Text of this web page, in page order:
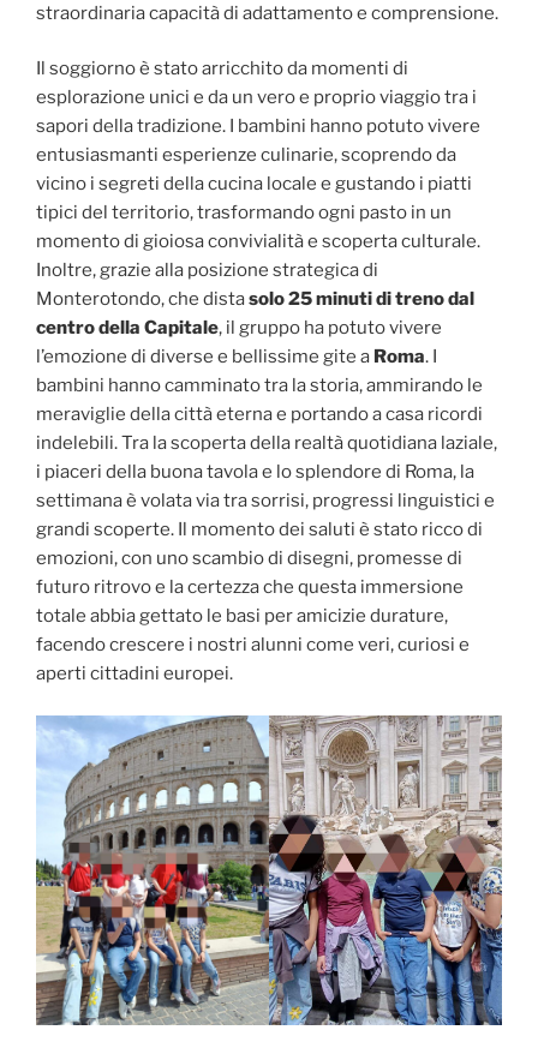
straordinaria capacità di adattamento e comprensione.
Il soggiorno è stato arricchito da momenti di
esplorazione unici e da un vero e proprio viaggio tra i
sapori della tradizione. I bambini hanno potuto vivere
entusiasmanti esperienze culinarie, scoprendo da
vicino i segreti della cucina locale e gustando i piatti
tipici del territorio, trasformando ogni pasto in un
momento di gioiosa convivialità e scoperta culturale.
Inoltre, grazie alla posizione strategica di
Monterotondo, che distasolo 25 minuti di treno dal
centro della Capitale, il gruppo ha potuto vivere
l’emozione di diverse e bellissime gite a Roma. I
bambini hanno camminato tra la storia, ammirando le
meraviglie della città eterna e portando a casa ricordi
indelebili. Tra la scoperta della realtà quotidiana laziale,
i piaceri della buona tavola e lo splendore di Roma, la
settimana è volata via tra sorrisi, progressi linguistici e
grandi scoperte. Il momento dei saluti è stato ricco di
emozioni, con uno scambio di disegni, promesse di
futuro ritrovo e la certezza che questa immersione
totale abbia gettato le basi per amicizie durature,
facendo crescere i nostri alunni come veri, curiosi e
aperti cittadini europei.